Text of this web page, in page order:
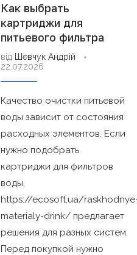
Как выбрать
картриджи для
питьевого фильтра
від
Шевчук Андрій
22.07.2026
Качество очистки питьевой
воды зависит от состояния
расходных элементов. Если
нужно подобрать
картриджи для фильтров
воды,
https://ecosoft.ua/
materialy-drink/ предлагает
решения для разных систем.
Перед покупкой нужно